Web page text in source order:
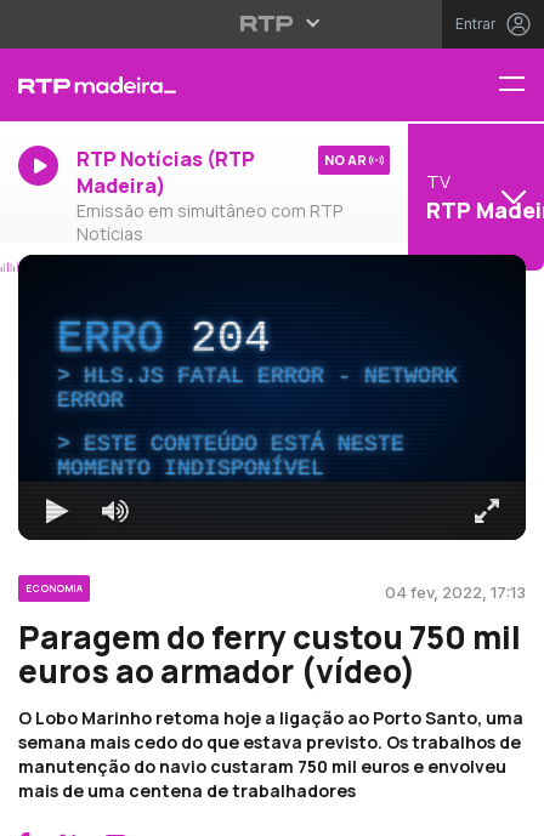
Entrar
RTP Notícias (RTP
Madeira)
Emissão em simultâneo com RTP
Notícias
NO AR
TV
RTP
ERRO204
HLS.JS FATAL ERROR - NETWORK
ERROR
ESTE CONTEÚDO ESTÁ NESTE
MOMENTO INDISPONÍVEL
ECONOMIA 04 fev, 2022, 17:13
Paragem do ferry custou 750 mil
euros ao armador (vídeo)
O Lobo Marinho retoma hoje a ligação ao Porto Santo, uma
semana mais cedo do que estava previsto. Os trabalhos de
manutenção do navio custaram 750 mil euros e envolveu
mais de uma centena de trabalhadores